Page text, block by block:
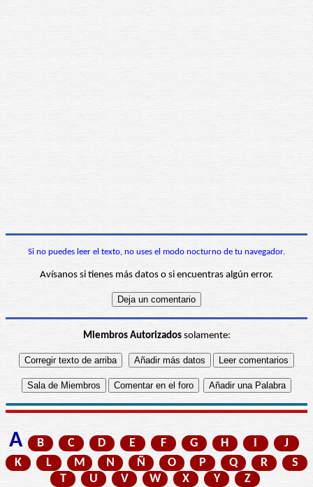
Si no puedes leer el texto, no uses el modo nocturno de tu navegador.
Avísanos si tienes más datos o si encuentras algún error.
Miembros Autorizadossolamente:
A B C D E F G H I
J
K
L M N Ñ O P Q R
S
T
U V W X Y Z